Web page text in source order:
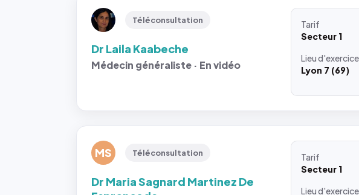
Téléconsultation
Dr Laila Kaabeche
Médecin généraliste · En vidéo
Tarif
Secteur 1
Lieud'exercice
Lyon 7 (69)
MS Téléconsultation
Dr Maria Sagnard Martinez De
Tarif
Secteur 1
Lieud'exercice